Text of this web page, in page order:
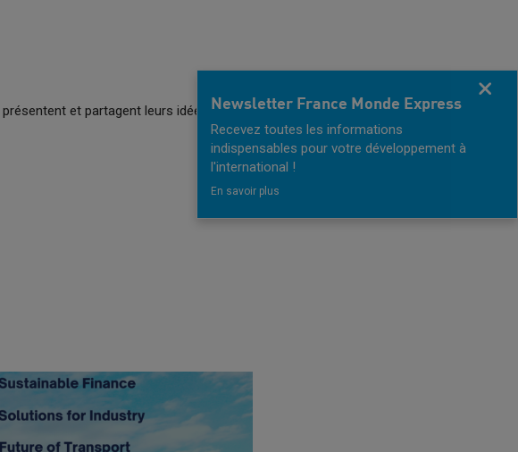
et partagent leurs idées
Newsletter France Monde Express
Recevez toutes les informations
indispensables pour votre développement à
l'international !
En savoir plus